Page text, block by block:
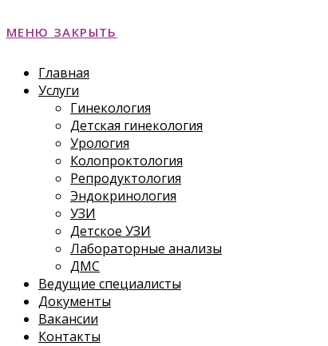
МЕНЮ ЗАКРЫТЬ
Главная
Услуги
Гинекология
Детская гинекология
Урология
Колопроктология
Репродуктология
Эндокринология
УЗИ
Детское УЗИ
Лабораторные анализы
ДМС
Ведущие специалисты
Документы
Вакансии
Контакты